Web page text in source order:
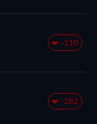
-110
-282